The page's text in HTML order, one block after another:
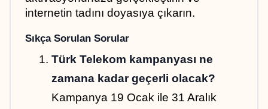
internetin tadını doyasıya çıkarın.
Sıkça Sorulan Sorular
Türk Telekom kampanyası ne
zamana kadar geçerli olacak?
Kampanya 19 Ocak ile 31 Aralık